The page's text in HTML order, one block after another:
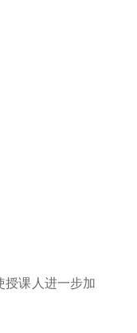
授课人进一步加